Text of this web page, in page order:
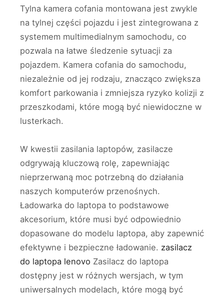
Tylna kamera cofania montowana jest zwykle
na tylnej części pojazdu i jest zintegrowana z
systemem multimedialnym samochodu, co
pozwala na łatwe śledzenie sytuacji za
pojazdem. Kamera cofania do samochodu,
niezależnie od jej rodzaju, znacząco zwiększa
komfort parkowania i zmniejsza ryzyko kolizji z
przeszkodami, które mogą być niewidoczne w
lusterkach.
W kwestii zasilania laptopów, zasilacze
odgrywają kluczową rolę, zapewniając
nieprzerwaną moc potrzebną do działania
naszych komputerów przenośnych.
Ładowarka do laptopa to podstawowe
akcesorium, które musi być odpowiednio
dopasowane do modelu laptopa, aby zapewnić
efektywne i bezpieczne ładowanie. zasilacz
do laptopa lenovo Zasilacz do laptopa
dostępny jest w różnych wersjach, w tym
uniwersalnych modelach, które mogą być